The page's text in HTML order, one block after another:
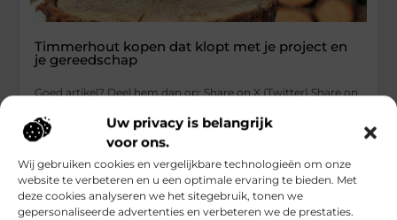
Uw privacy is belangrijk
voor ons.
Wij gebruiken cookies en vergelijkbare technologieën om onze
website te verbeteren en u een optimale ervaring te bieden. Met
deze cookies analyseren we het sitegebruik, tonen we
gepersonaliseerde advertenties en verbeteren we de prestaties.
Timmerhout kopen dat klopt met je project en
je gereedschap
Goed artikel? Deel hem dan op: Share on X (Twitter) Share on
...